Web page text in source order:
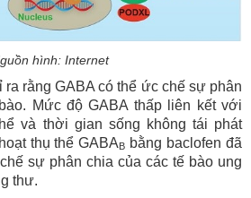
hình: Internet
rằng GABA có thể ức chế sự phân
Mức độ GABA thấp liên kết với
và thời gian sống không tái phát
thụ thể GABAB bằng baclofen đã
sự phân chia của các tế bào ung
thư.